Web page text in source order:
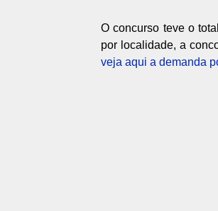
O concurso teve o
por localidade, a
veja aqui a demanda